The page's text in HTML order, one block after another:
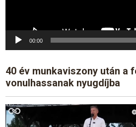
00:00
40 év munkaviszony után a
vonulhassanak nyugdíjba